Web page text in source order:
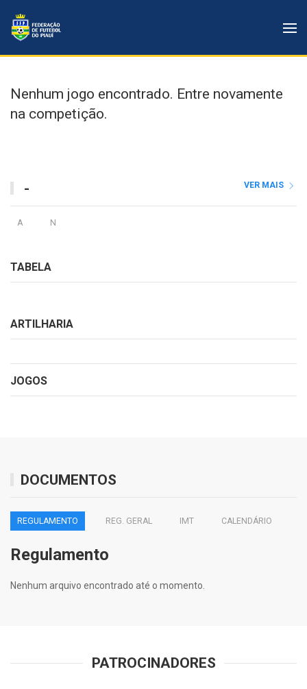
Nenhum jogo encontrado. Entre novamente
na competição.
- VER MAIS
A N
TABELA
ARTILHARIA
JOGOS
DOCUMENTOS
REGULAMENTO REG. GERAL IMT CALENDÁRIO
Regulamento
Nenhum arquivo encontrado até o momento.
PATROCINADORES